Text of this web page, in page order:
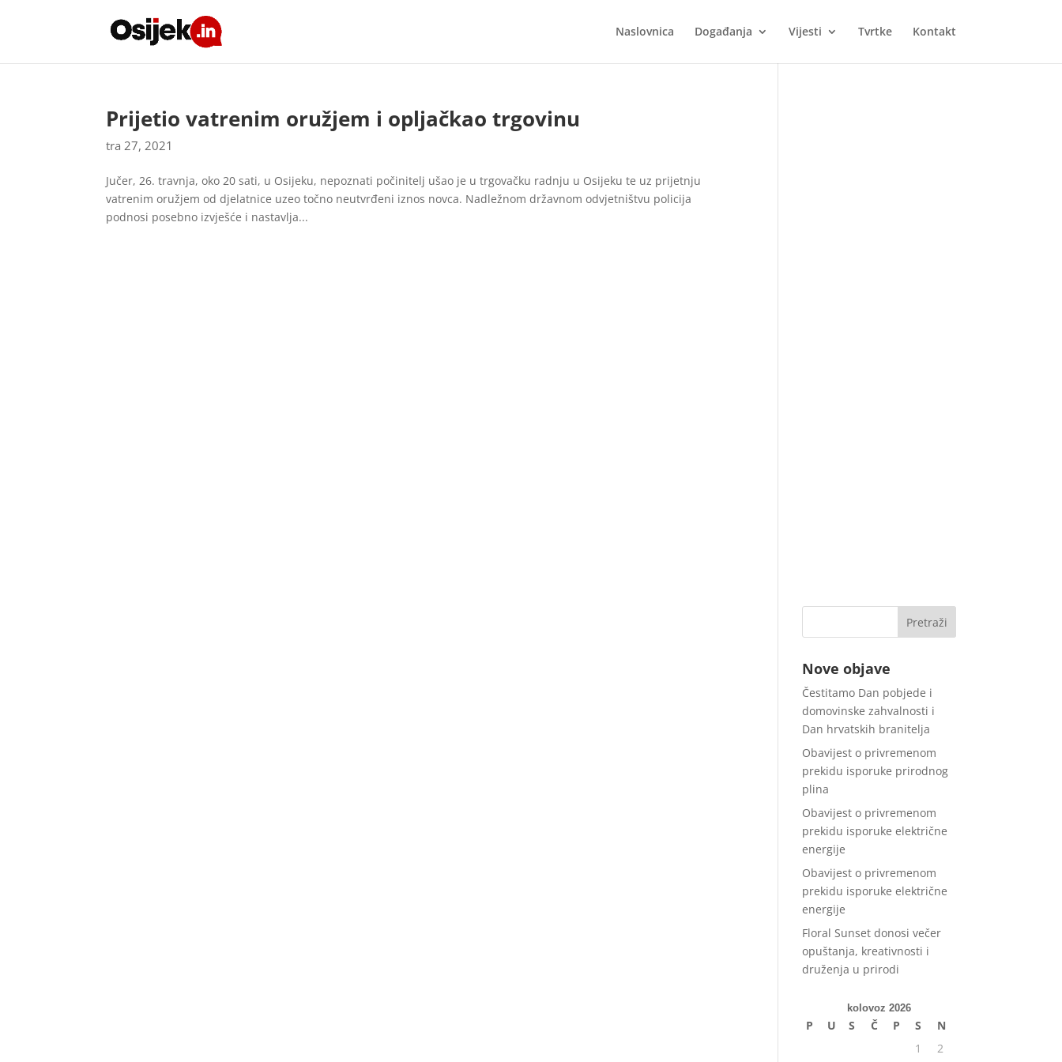
Naslovnica Događanja Vijesti Tvrtke Kontakt
Prijetio vatrenim oružjem i opljačkao trgovinu
tra 27, 2021
Jučer, 26. travnja, oko 20 sati, u Osijeku, nepoznati počinitelj ušao je u trgovačku radnju u Osijeku te uz prijetnju
vatrenim oružjem od djelatnice uzeo točno neutvrđeni iznos novca. Nadležnom državnom odvjetništvu policija
podnosi posebno izvješće i nastavlja...
Nove objave
Čestitamo Dan pobjede i
domovinske zahvalnosti i
Dan hrvatskih branitelja
Obavijest o privremenom
prekidu isporuke prirodnog
plina
Obavijest o privremenom
prekidu isporuke električne
energije
Obavijest o privremenom
prekidu isporuke električne
energije
Floral Sunset donosi večer
opuštanja, kreativnosti i
druženja u prirodi
kolovoz 2026
P U S Č P S
N
1
2